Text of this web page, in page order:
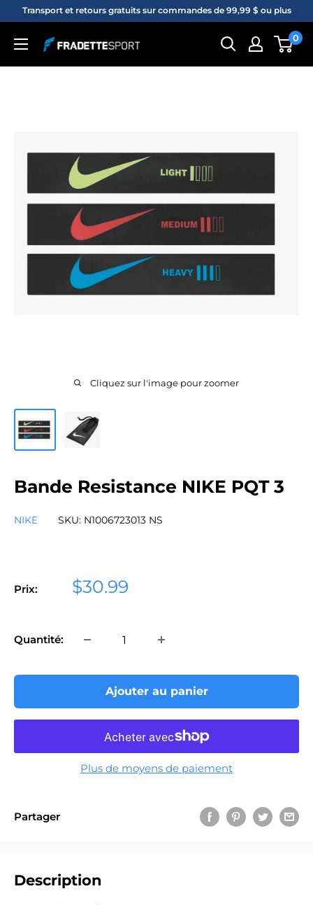
Passer
contenu
Transport et retours gratuits sur commandes de 99,99 $ ou plus
Fradette
sport
0
Cliquez sur l'image pour zoomer
Bande Resistance NIKE PQT 3
NIKE SKU: N1006723013 NS
Prix:
Prix
$30.99
Quantité:
Ajouter au panier
Plus de moyens de paiement
Partager
Description